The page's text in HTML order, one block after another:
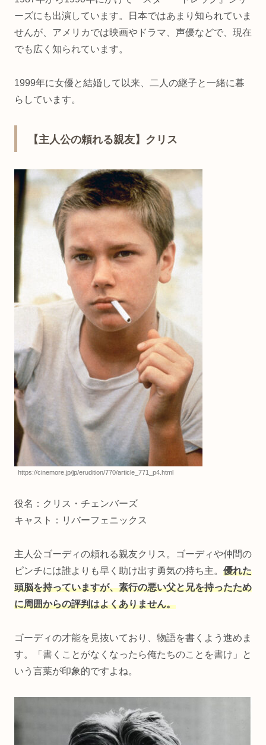
ーズにも出演しています。日本ではあまり知られていま
せんが、アメリカでは映画やドラマ、声優などで、現在
でも広く知られています。
1999年に女優と結婚して以来、二人の継子と一緒に暮
らしています。
【主人公の頼れる親友】クリス
https://cinemore.jp/jp/erudition/770/article_771_p4.html
役名：クリス・チェンバーズ
キャスト：リバーフェニックス
主人公ゴーディの頼れる親友クリス。ゴーディや仲間の
ピンチには誰よりも早く助け出す勇気の持ち主。 優れた
頭脳を持っていますが、素行の悪い父と兄を持ったため
に周囲からの評判はよくありません。
ゴーディの才能を見抜いており、物語を書くよう進めま
す。「書くことがなくなったら俺たちのことを書け」と
いう言葉が印象的ですよね。